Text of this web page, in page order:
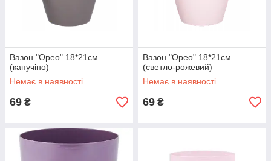
Вазон "Орео" 18*21см.
(капучіно)
Немає в наявності
69 ₴
Вазон "Орео" 18*21см.
(светло-рожевий)
Немає в наявності
69 ₴